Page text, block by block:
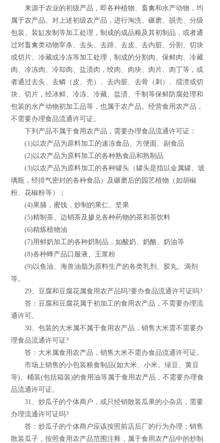
来源于农业的初级产品，即各种植物、畜禽和水产动物，均
属于农产品。对上述初级农产品，进行淘洗、碾磨、脱壳、分级
包装、装缸发制等加工处理，制成的成品粮及其初制品，或者通
过对畜禽类动物宰杀、去头、去蹄、去皮、去内脏、分割、切块
或切片、冷藏或冷冻等加工处理，制成的分割肉、保鲜肉、冷藏
肉、冷冻肉、冷却肉、盐渍肉，绞肉、肉块、肉片、肉丁等，或
者通过去头、去鳞（皮、壳）、去内脏、去骨（刺）、擂溃或切
块、切片，经冰鲜、冷冻、冷藏、盐渍、干制等保鲜防腐处理和
包装的水产动物初加工品等，也属于农产品。经营食用农产品，
不需要办理食品流通许可证。
下列产品不属于食用农产品，需要办理食品流通许可证：
(1)以农产品为原料加工的速冻食品、方便面、副食品
(2)以农产品为原料加工的各种熟食品和熟制品
(3)以农产品为原料加工的各种罐头（罐头是指以金属罐、玻
璃瓶，经排气密封的各种食品）及碾磨后的园艺植物（如胡椒
粉、花椒粉等）；
(4)果脯，蜜饯，炒制的果仁、坚果
(5)精制茶、边销茶及掺兑各种药物的茶和茶饮料
(6)精炼植物油
(7)用鲜奶加工的各种奶制品，如酸奶、奶酪、奶油等
(8)各种蜂产品口服液、王浆粉
(9)以鱼油、海兽油脂为原料生产的各类乳剂、胶丸、滴剂
等。
29、豆腐和豆腐花属食用农产品吗?要办食品流通许可证吗?
答：豆腐和豆腐花属于初加工的食用农产品，不需要办理流
通许可。
30、包装的大米属不属于食用农产品．销售大米需不需要办
理食品流通许可证?
答：大米属食用农产品，销售大米不需办食品流通许可证。
市场上销售的小包装粮食制品(如大米、小米、绿豆、黄豆
等)、桶装(包括箱装)的食用油等属于食用农产品，不需要办理食
品流通许可证。
31、炒瓜子的个体商户，或只经销散装瓜果的小杂店，需要
办理流通许可证吗?
答：炒瓜子的个体商户应该按照前店后厂的行为办理；销售
散装瓜子，按照食用农产品范围注释，属于食用农产品中的炒制